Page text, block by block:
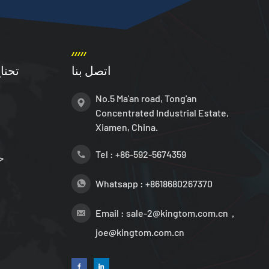
اتصل بنا
No.5 Ma'an road, Tong'an
Concentrated Industrial Estate,
Xiamen, China.
Tel : +86-592-5674359
Whatsapp : +8618680267370
Email : sale-2@kingtom.com.cn，
joe@kingtom.com.cn